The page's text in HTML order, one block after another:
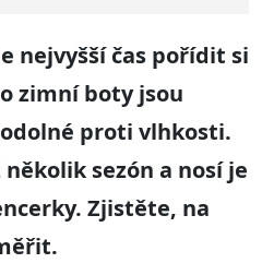
nejvyšší čas pořídit si
zimní boty jsou
proti vlhkosti.
sezón a nosí je
Zjistěte, na